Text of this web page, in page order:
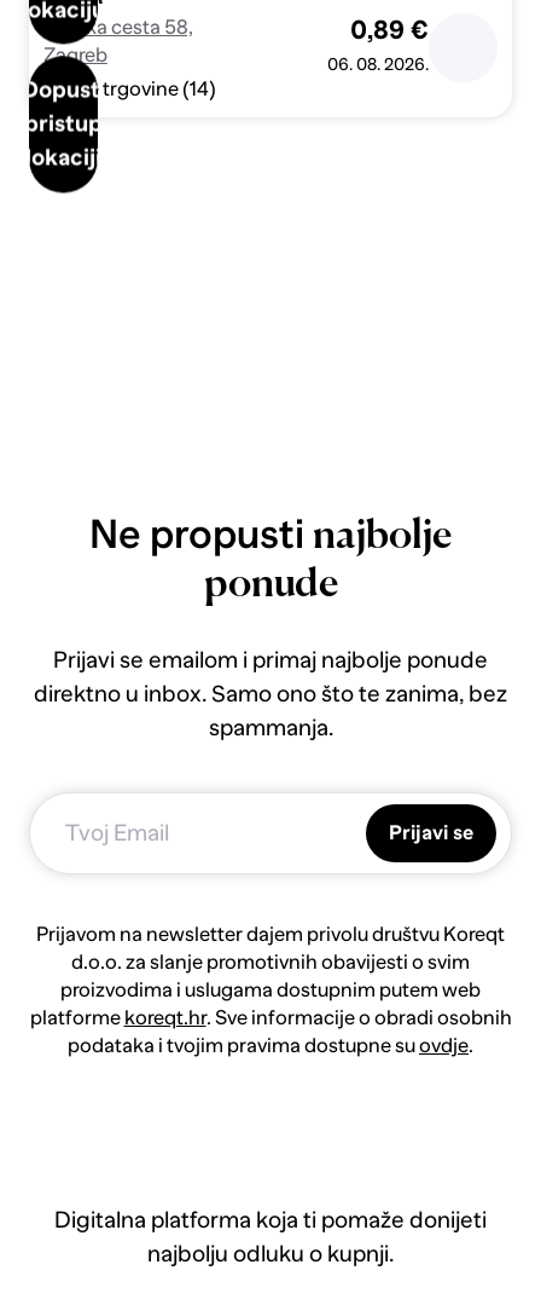
lokaciju
Dopusti
pristup
lokaciji
Savska cesta 58,
Zagreb
Druge trgovine (14)
0,89 €
06. 08. 2026.
Ne propusti najbolje
ponude
Prijavi se emailom i primaj najbolje ponude
direktno u inbox. Samo ono što te zanima, bez
spammanja.
Prijavi se
Prijavom na newsletter dajem privolu društvu Koreqt
d.o.o. za slanje promotivnih obavijesti o svim
proizvodima i uslugama dostupnim putem web
platforme koreqt.hr. Sve informacije o obradi osobnih
podataka i tvojim pravima dostupne suovdje.
Digitalna platforma koja ti pomaže donijeti
najbolju odluku o kupnji.